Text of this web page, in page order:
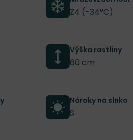
Z4 (-34°C)
Výška rastliny
60 cm
Nároky na slnko
S